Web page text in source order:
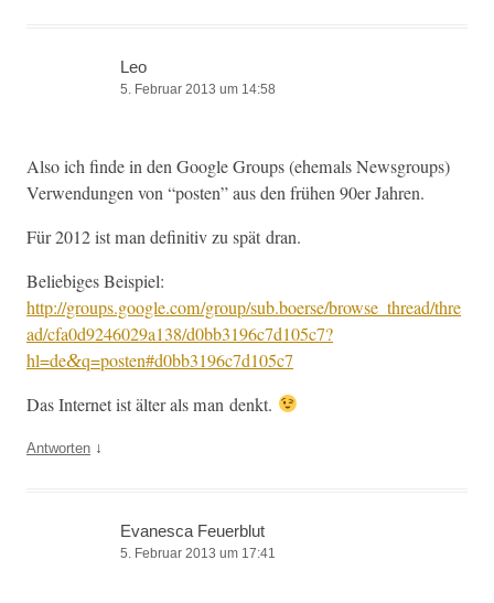
Leo
5. Februar 2013 um 14:58
Also ich finde in den Google Groups (ehe­mals News­groups)
Ver­wen­dun­gen von “posten” aus den frühen 90er Jahren.
Für 2012 ist man defin­i­tiv zu spät dran.
Beliebiges Beispiel:
http://groups.google.com/group/sub.boerse/browse_thread/thre
ad/cfa0d9246029a138/d0bb3196c7d105c7?
hl=de&q=posten#d0bb3196c7d105c7
Das Inter­net ist älter als man denkt.
Antworten ↓
Evanesca Feuerblut
5. Februar 2013 um 17:41